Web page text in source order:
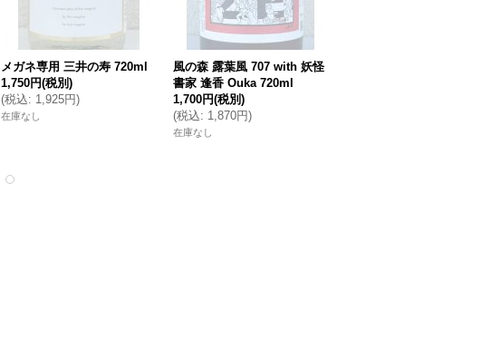
メガネ専用 三井の寿 720ml
1,750円(税別)
(税込: 1,925円)
在庫なし
風の森 露葉風 707 with 妖怪
書家 逢香 Ouka 720ml
1,700円(税別)
(税込: 1,870円)
在庫なし